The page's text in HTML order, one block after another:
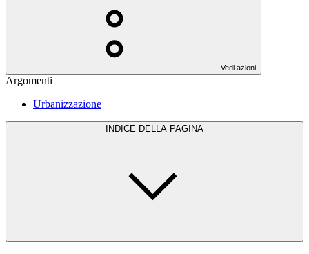
Vedi azioni
Argomenti
Urbanizzazione
INDICE DELLA PAGINA